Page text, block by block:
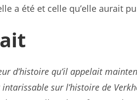
a été et celle qu’elle aurait
d’histoire qu’il appelait
sur l’histoire de